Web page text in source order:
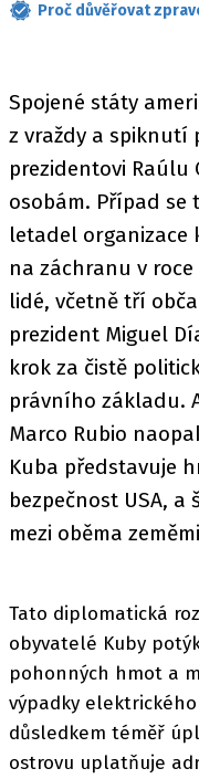
Proč důvěřovat
Spojené státy
z vraždy a spiknutí
prezidentovi Raúlu
osobám. Případ
letadel organizace
na záchranu v
lidé, včetně tří
prezident Miguel
krok za čistě
právního základu.
Marco Rubio
Kuba představuje
bezpečnost USA,
mezi oběma
Tato diplomatická
obyvatelé Kuby
pohonných hmot a
výpadky
důsledkem téměř
ostrovu uplatňuje